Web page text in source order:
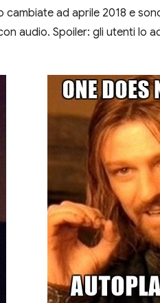
ad aprile 2018 e
audio. Spoiler: gli utenti lo